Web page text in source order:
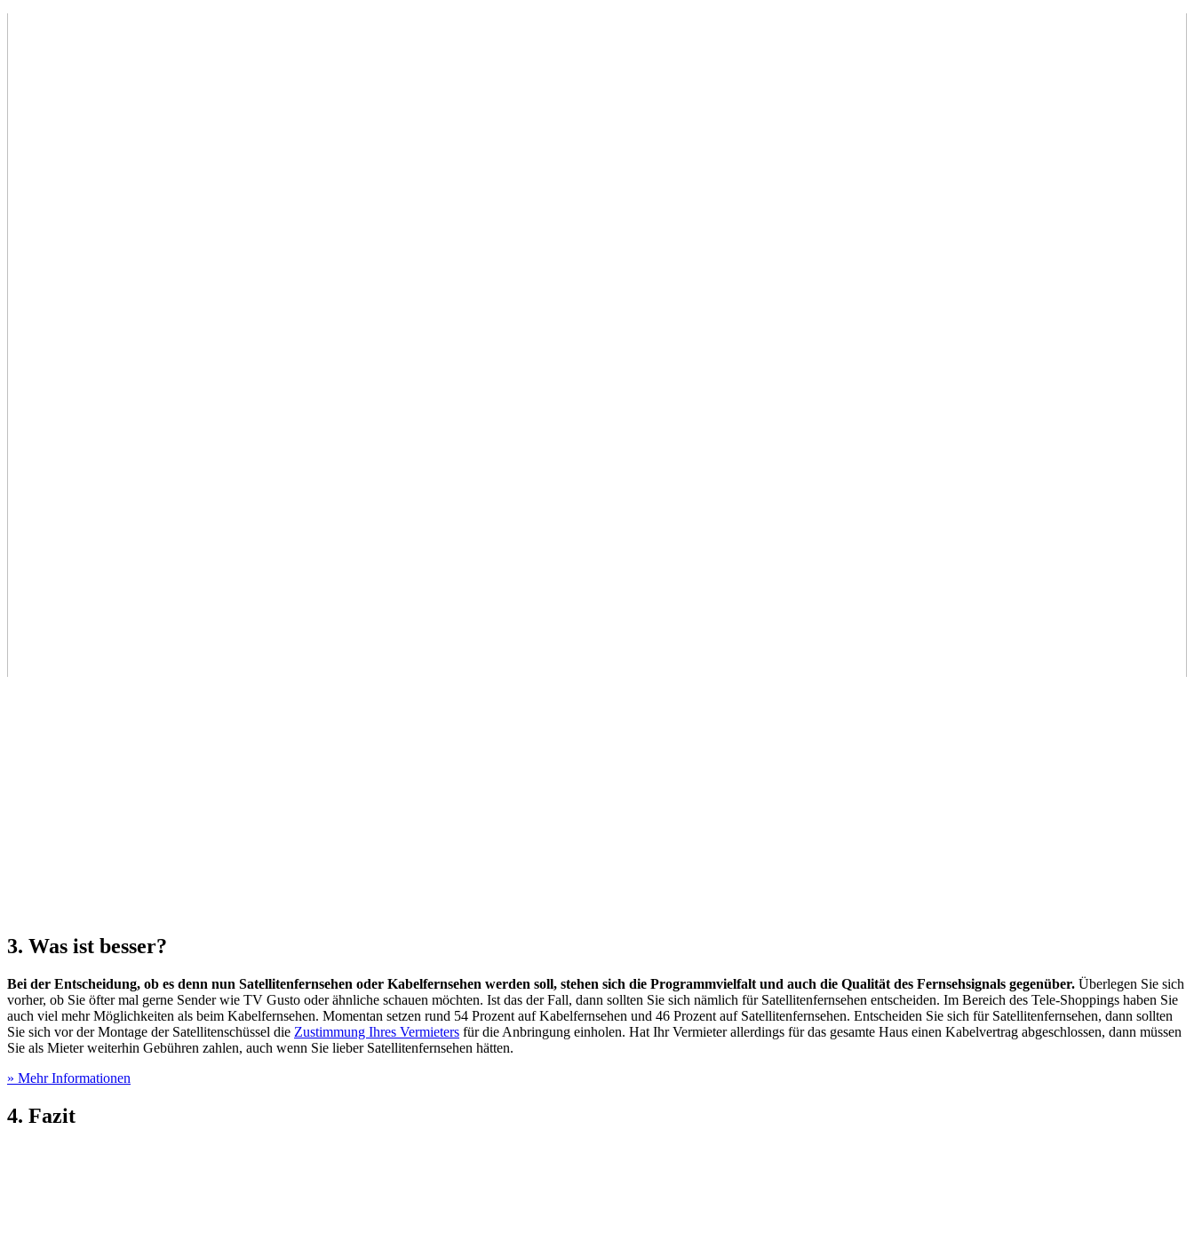
3. Was ist besser?
Bei der Entscheidung, ob es denn nun Satellitenfernsehen oder Kabelfernsehen werden soll, stehen sich die Programmvielfalt und auch die Qualität des Fernsehsignals gegenüber. Überlegen Sie sich
vorher, ob Sie öfter mal gerne Sender wie TV Gusto oder ähnliche schauen möchten. Ist das der Fall, dann sollten Sie sich nämlich für Satellitenfernsehen entscheiden. Im Bereich des Tele-Shoppings haben Sie
auch viel mehr Möglichkeiten als beim Kabelfernsehen. Momentan setzen rund 54 Prozent auf Kabelfernsehen und 46 Prozent auf Satellitenfernsehen. Entscheiden Sie sich für Satellitenfernsehen, dann sollten
Sie sich vor der Montage der Satellitenschüssel die Zustimmung Ihres Vermieters für die Anbringung einholen. Hat Ihr Vermieter allerdings für das gesamte Haus einen Kabelvertrag abgeschlossen, dann müssen
Sie als Mieter weiterhin Gebühren zahlen, auch wenn Sie lieber Satellitenfernsehen hätten.
» Mehr Informationen
4. Fazit